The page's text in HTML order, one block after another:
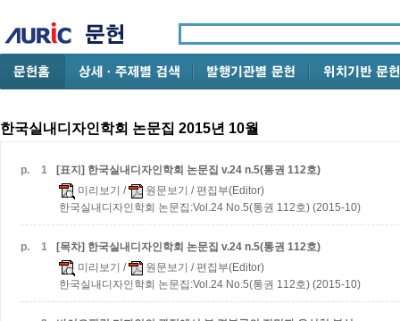
한국실내디자인학회 논문집 2015년 10월
p. 1
[표지] 한국실내디자인학회 논문집 v.24 n.5(통권 112호)
미리보기 / 원문보기 / 편집부(Editor)
한국실내디자인학회 논문집:Vol.24 No.5(통권 112호) (2015-10)
p. 1
[목차] 한국실내디자인학회 논문집 v.24 n.5(통권 112호)
미리보기 / 원문보기 / 편집부(Editor)
한국실내디자인학회 논문집:Vol.24 No.5(통권 112호) (2015-10)